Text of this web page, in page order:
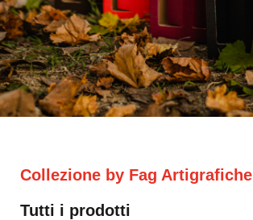
Collezione by Fag Artigrafiche
Tutti i prodotti